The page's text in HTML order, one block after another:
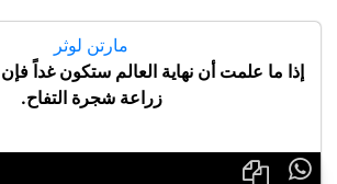
مارتن لوثر
إذا ما علمت أن نهاية العالم ستكون غداً
زراعة شجرة التفاح.
